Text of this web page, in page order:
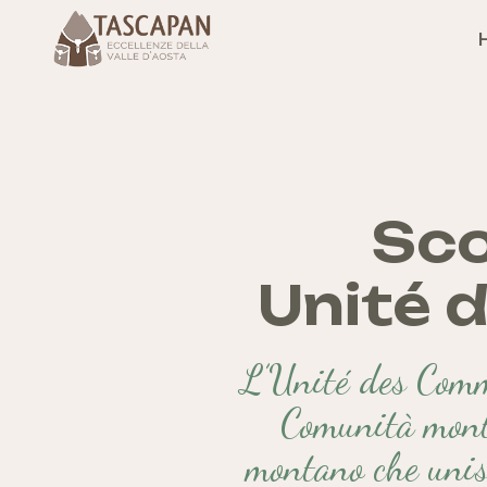
Unité
L’Unité des
Comunità
montano che